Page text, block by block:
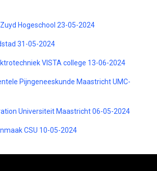
Hogeschool 23-05-2024
31-05-2024
VISTA college 13-06-2024
Pijngeneeskunde Maastricht UMC-
Universiteit Maastricht 06-05-2024
CSU 10-05-2024